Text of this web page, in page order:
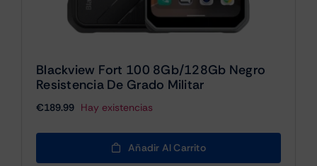
Blackview Fort 100 8Gb/128Gb Negro
Resistencia De Grado Militar
€189.99 Hay existencias
Añadir Al Carrito